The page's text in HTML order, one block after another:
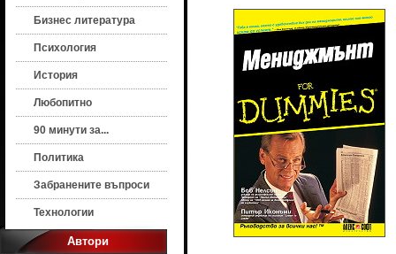
Бизнес литература
Психология
История
Любопитно
90 минути за...
Политика
Забранените въпроси
Технологии
Автори